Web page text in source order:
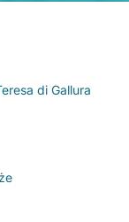
di Gallura